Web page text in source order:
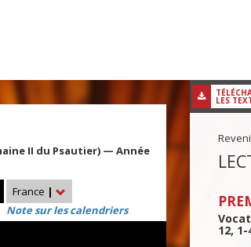
II du Psautier) — Année
France |
Note sur les calendriers
LES
12, 1-